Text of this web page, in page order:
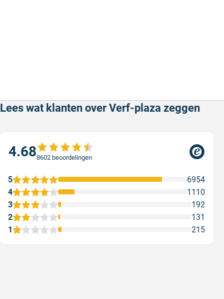
Lees wat klanten over Verf-plaza zeggen
4.688602 beoordelingen
1 215
2 131
3 192
4 1110
5 6954